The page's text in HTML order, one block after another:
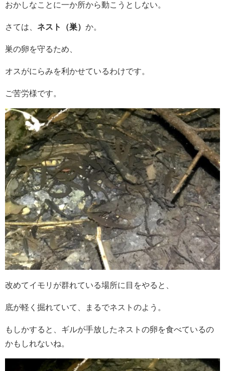
おかしなことに一か所から動こうとしない。
さては、 ネスト（巣） か。
巣の卵を守るため、
オスがにらみを利かせているわけです。
ご苦労様です。
改めてイモリが群れている場所に目をやると、
底が軽く掘れていて、まるでネストのよう。
もしかすると、ギルが手放したネストの卵を食べているの
かもしれないね。